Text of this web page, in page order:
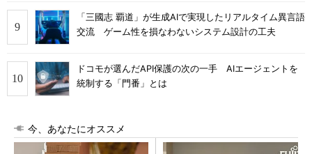
「三國志 覇道」が生成AIで実現したリアルタイム異言語
交流 ゲーム性を損なわないシステム設計の工夫
ドコモが選んだAPI保護の次の一手 AIエージェントを
統制する「門番」とは
今、あなたにオススメ